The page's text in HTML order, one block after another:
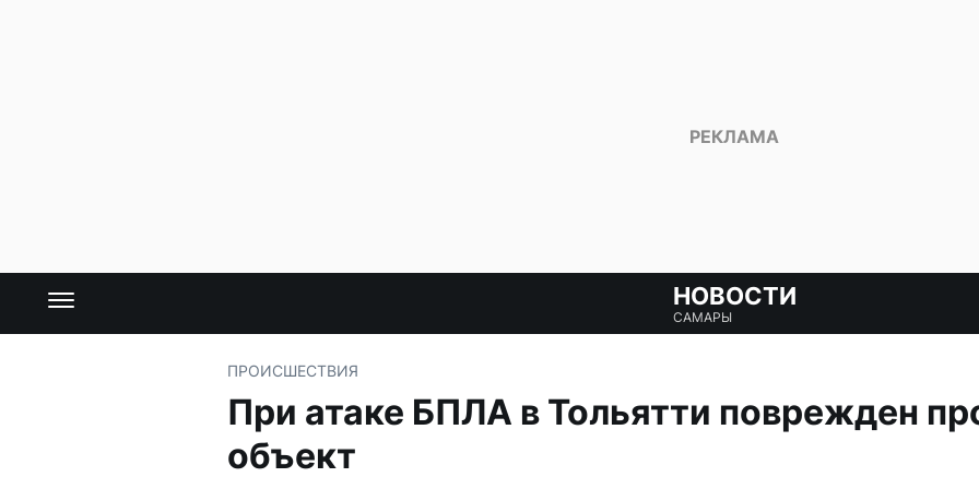
НОВОСТИ
САМАРЫ
ПРОИСШЕСТВИЯ
При атаке БПЛА в Тольятти поврежден
объект